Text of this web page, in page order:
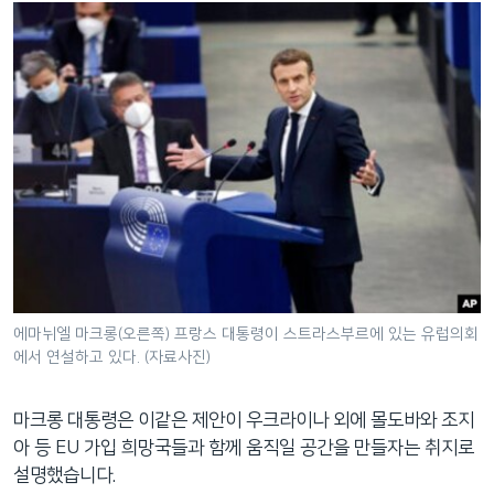
에마뉘엘 마크롱(오른쪽) 프랑스 대통령이 스트라스부르에 있는 유럽의회
에서 연설하고 있다. (자료사진)
마크롱 대통령은 이같은 제안이 우크라이나 외에 몰도바와 조지
아 등 EU 가입 희망국들과 함께 움직일 공간을 만들자는 취지로
설명했습니다.